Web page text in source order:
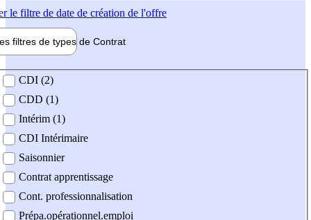
le filtre de date de création de l'offre
filtres de types de Contrat
contrat
CDI (2)
CDD (1)
Intérim (1)
CDI Intérimaire
Saisonnier
Contrat apprentissage
Cont. professionnalisation
Prépa.opérationnel.emploi